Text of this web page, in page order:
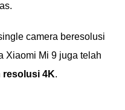
camera beresolusi
Xiaomi Mi 9 juga telah
resolusi 4K.